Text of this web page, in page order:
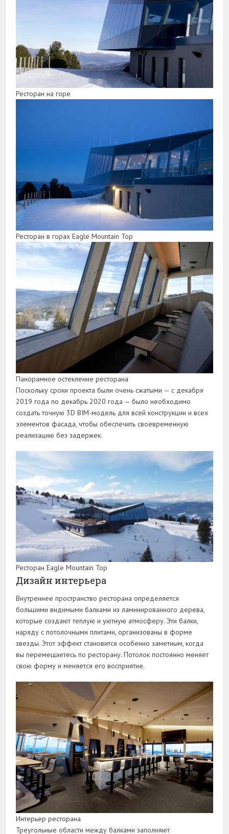
Ресторан на горе
Ресторан в горах Eagle Mountain Top
Панорамное остекление ресторана
Поскольку сроки проекта были очень сжатыми — с декабря
2019 года по декабрь 2020 года — было необходимо
создать точную 3D BIM-модель для всей конструкции и всех
элементов фасада, чтобы обеспечить своевременную
реализацию без задержек.
Ресторан Eagle Mountain Top
Дизайн интерьера
Внутреннее пространство ресторана определяется
большими видимыми балками из ламинированного дерева,
которые создают теплую и уютную атмосферу. Эти балки,
наряду с потолочными плитами, организованы в форме
звезды. Этот эффект становится особенно заметным, когда
вы перемещаетесь по ресторану. Потолок постоянно меняет
свою форму и меняется его восприятие.
Интерьер ресторана
Треугольные области между балками заполняют